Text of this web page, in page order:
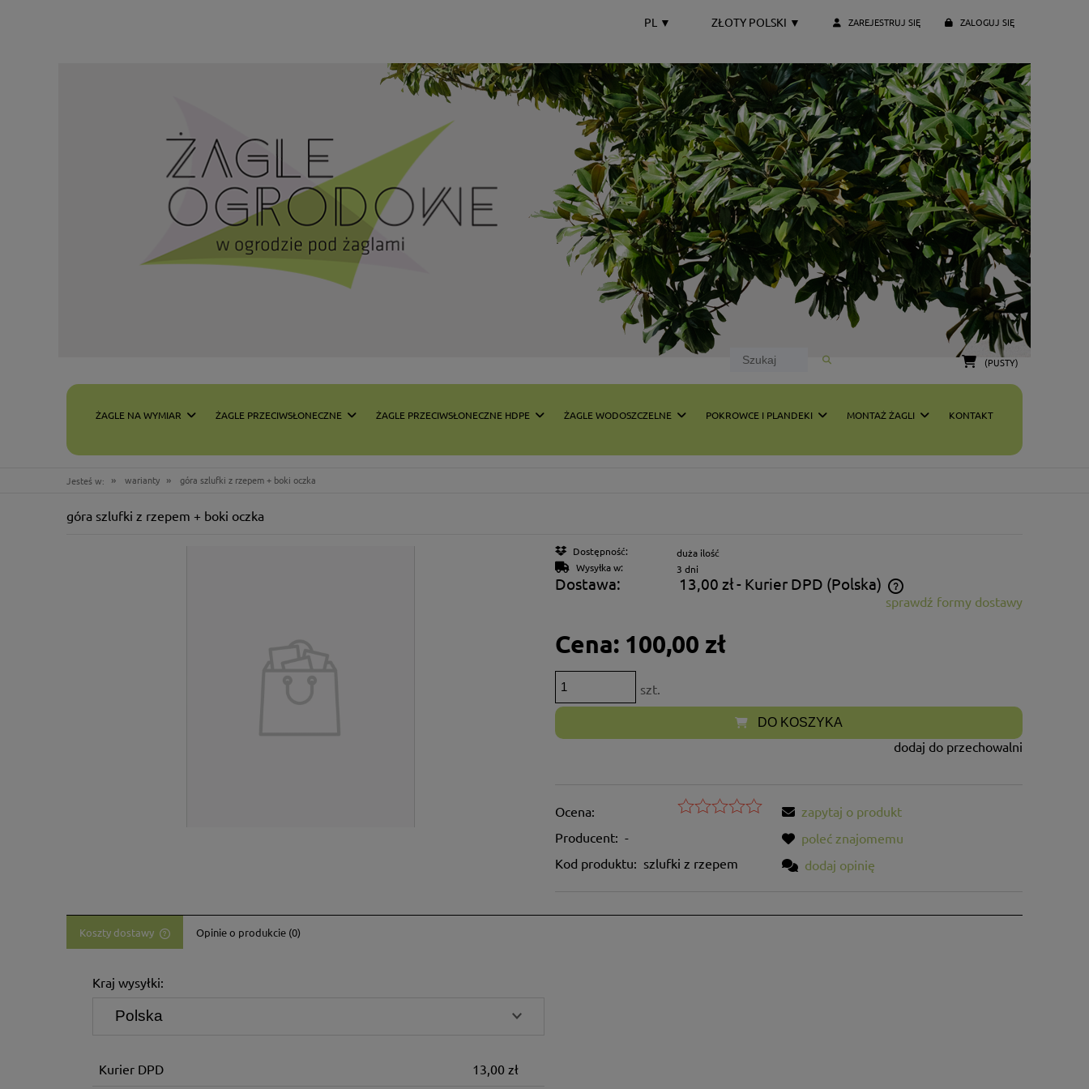
ZAREJESTRUJ SIĘ ZALOGUJ SIĘ
ZŁOTY POLSKI ▼
PL ▼
(PUSTY)
ŻAGLE NA WYMIAR ŻAGLE PRZECIWSŁONECZNE ŻAGLE PRZECIWSŁONECZNE HDPE ŻAGLE WODOSZCZELNE POKROWCE I PLANDEKI MONTAŻ ŻAGLI KONTAKT
Jesteś w: » warianty » góra szlufki z rzepem + boki oczka
góra szlufki z rzepem + boki oczka
Dostępność:
duża ilość
Wysyłka w:
3 dni
Dostawa: 13,00 zł- Kurier DPD (Polska)
płatności
sprawdź formy dostawy
Cena: 100,00 zł
szt.
DO KOSZYKA
dodaj do przechowalni
Ocena:
Producent: -
Kod produktu: szlufki z rzepem
zapytaj o produkt
poleć znajomemu
dodaj opinię
Koszty dostawy Opinie o produkcie (0)
Kraj wysyłki:
Kurier DPD 13,00 zł